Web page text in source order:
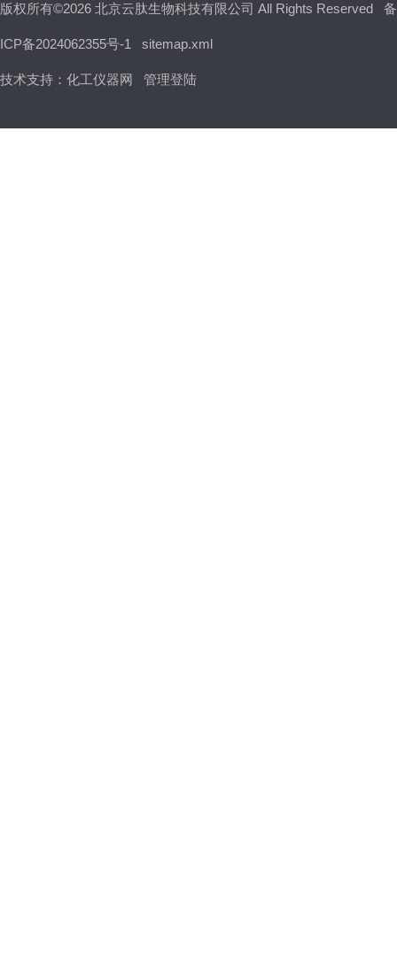
版权所有©2026 北京云肽生物科技有限公司 All Rights Reserved
ICP备2024062355号-1 sitemap.xml
技术支持： 化工仪器网 管理登陆